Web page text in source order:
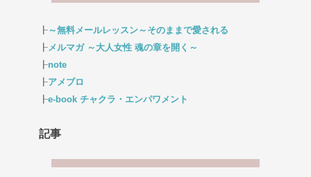
┠～無料メールレッスン～そのままで愛される
┠ メルマガ ～大人女性 魂の章を開く～
┠note
┠アメブロ
┠e-book チャクラ・エンパワメント
記事